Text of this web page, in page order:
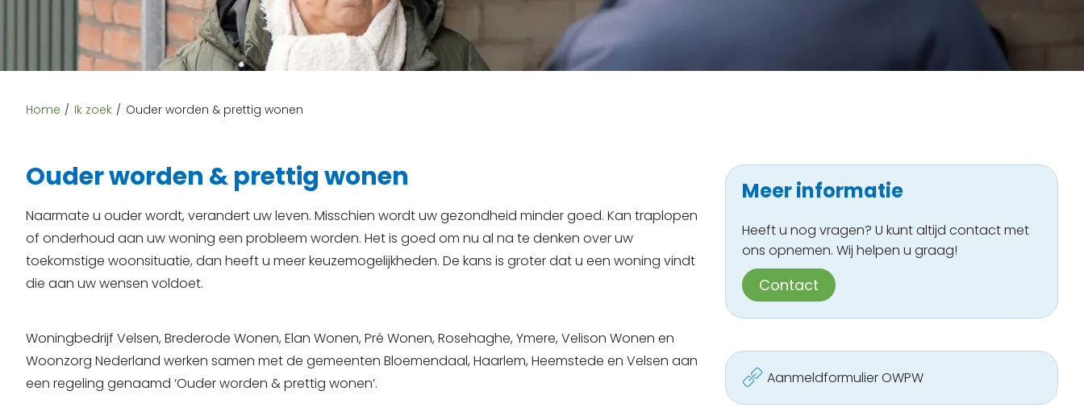
Home Ik zoek Ouder worden & prettig wonen
Ouder worden & prettig wonen
Naarmate u ouder wordt, verandert uw leven. Misschien wordt uw gezondheid minder goed. Kan traplopen
of onderhoud aan uw woning een probleem worden. Het is goed om nu al na te denken over uw
toekomstige woonsituatie, dan heeft u meer keuzemogelijkheden. De kans is groter dat u een woning vindt
die aan uw wensen voldoet.
Woningbedrijf Velsen, Brederode Wonen, Elan Wonen, Pré Wonen, Rosehaghe, Ymere, Velison Wonen en
Woonzorg Nederland werken samen met de gemeenten Bloemendaal, Haarlem, Heemstede en Velsen aan
een regeling genaamd ‘Ouder worden & prettig wonen’.
Meer informatie
Heeft u nog vragen? U kunt altijd contact met
ons opnemen. Wij helpen u graag!
Contact
Aanmeldformulier OWPW